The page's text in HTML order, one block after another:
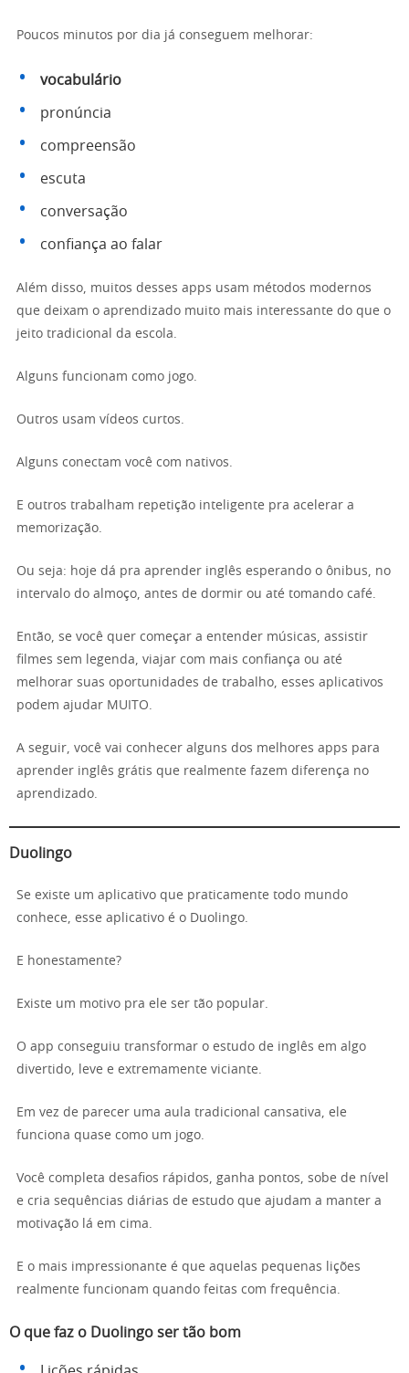
Poucos minutos por dia já conseguem melhorar:
vocabulário
pronúncia
compreensão
escuta
conversação
confiança ao falar
Além disso, muitos desses apps usam métodos modernos
que deixam o aprendizado muito mais interessante do que o
jeito tradicional da escola.
Alguns funcionam como jogo.
Outros usam vídeos curtos.
Alguns conectam você com nativos.
E outros trabalham repetição inteligente pra acelerar a
memorização.
Ou seja: hoje dá pra aprender inglês esperando o ônibus, no
intervalo do almoço, antes de dormir ou até tomando café.
Então, se você quer começar a entender músicas, assistir
filmes sem legenda, viajar com mais confiança ou até
melhorar suas oportunidades de trabalho, esses aplicativos
podem ajudar MUITO.
A seguir, você vai conhecer alguns dos melhores apps para
aprender inglês grátis que realmente fazem diferença no
aprendizado.
Duolingo
Se existe um aplicativo que praticamente todo mundo
conhece, esse aplicativo é o Duolingo.
E honestamente?
Existe um motivo pra ele ser tão popular.
O app conseguiu transformar o estudo de inglês em algo
divertido, leve e extremamente viciante.
Em vez de parecer uma aula tradicional cansativa, ele
funciona quase como um jogo.
Você completa desafios rápidos, ganha pontos, sobe de nível
e cria sequências diárias de estudo que ajudam a manter a
motivação lá em cima.
E o mais impressionante é que aquelas pequenas lições
realmente funcionam quando feitas com frequência.
O que faz o Duolingo ser tão bom